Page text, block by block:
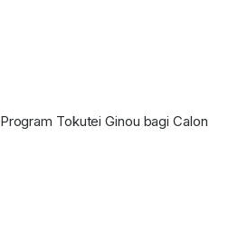
Tokutei Ginou bagi Calon